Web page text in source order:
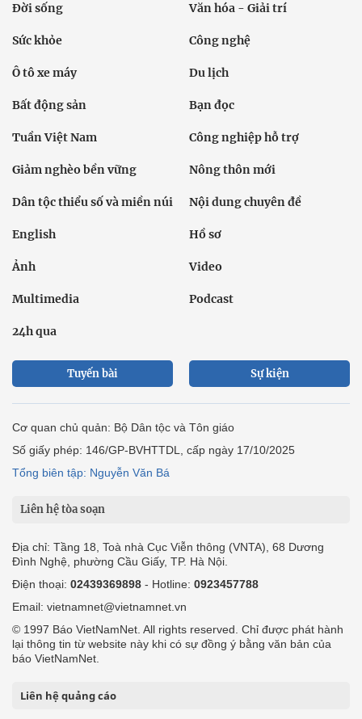
Đời sống Văn hóa - Giải trí
Sức khỏe Công nghệ
Ô tô xe máy Du lịch
Bất động sản Bạn đọc
Tuần Việt Nam Công nghiệp hỗ trợ
Giảm nghèo bền vững Nông thôn mới
Dân tộc thiểu số và miền núi Nội dung chuyên đề
English Hồ sơ
Ảnh Video
Multimedia Podcast
24h qua
Tuyến bài Sự kiện
Cơ quan chủ quản: Bộ Dân tộc và Tôn giáo
Số giấy phép: 146/GP-BVHTTDL, cấp ngày 17/10/2025
Tổng biên tập: Nguyễn Văn Bá
Liên hệ tòa soạn
Địa chỉ: Tầng 18, Toà nhà Cục Viễn thông (VNTA), 68 Dương
Đình Nghệ, phường Cầu Giấy, TP. Hà Nội.
Điện thoại: 02439369898 - Hotline: 0923457788
Email: vietnamnet@vietnamnet.vn
© 1997 Báo VietNamNet. All rights reserved. Chỉ được phát hành
lại thông tin từ website này khi có sự đồng ý bằng văn bản của
báo VietNamNet.
Liên hệ quảng cáo